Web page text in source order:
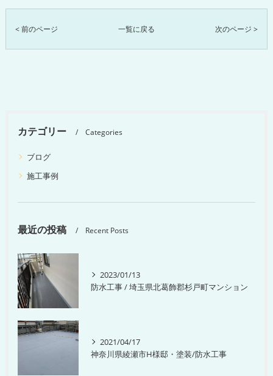
< 前のページ 一覧に戻る 次のページ >
カテゴリー Categories
ブログ
施工事例
最近の投稿 Recent Posts
2023/01/13
防水工事 / 埼玉県北葛飾郡杉戸町マンション
2021/04/17
神奈川県綾瀬市H様邸・塗装/防水工事